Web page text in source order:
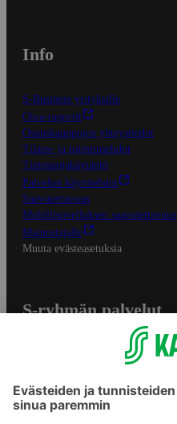
Info
S-Business yrityksille
Oiva-raportit
Osuuskauppojen yhteystiedot
Tilaus- ja toimitusehdot
Tietosuojakäytäntö
Palvelun käyttöehdot
Saavutettavuus
Mobiilisovelluksen saavutettavuus
Mainostajalle
Muuta evästeasetuksia
S-ryhmän palvelut
Yhteishyvä Ruoka -sovellus
S-ostoslista -sovellus